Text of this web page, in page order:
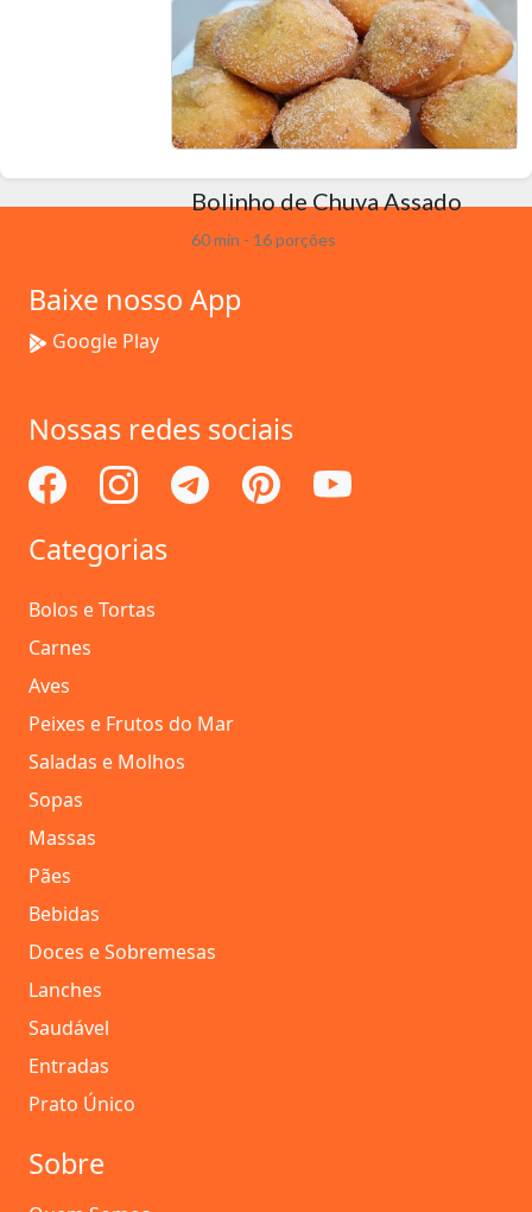
Pavê de Chocotone
30 min - 10 porções
Bolinho de Chuva Assado
60 min - 16 porções
Baixe nosso App
Google Play
Nossas redes sociais
Categorias
Bolos e Tortas
Carnes
Aves
Peixes e Frutos do Mar
Saladas e Molhos
Sopas
Massas
Pães
Bebidas
Doces e Sobremesas
Lanches
Saudável
Entradas
Prato Único
Sobre